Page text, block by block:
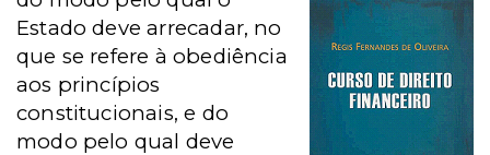
Estado deve arrecadar, no
que se refere à obediência
aos princípios
constitucionais, e do
modo pelo qual deve